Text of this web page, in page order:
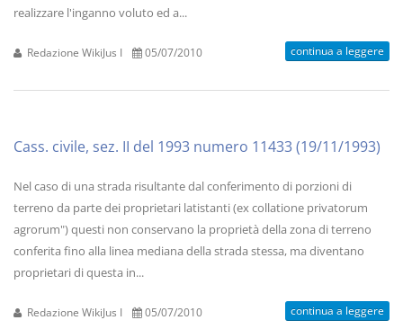
realizzare l'inganno voluto ed a...
Redazione WikiJus I 05/07/2010 continua a leggere
Cass. civile, sez. II del 1993 numero 11433 (19/11/1993)
Nel caso di una strada risultante dal conferimento di porzioni di
terreno da parte dei proprietari latistanti (ex collatione privatorum
agrorum") questi non conservano la proprietà della zona di terreno
conferita fino alla linea mediana della strada stessa, ma diventano
proprietari di questa in...
Redazione WikiJus I 05/07/2010 continua a leggere